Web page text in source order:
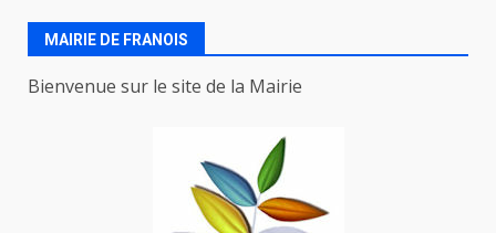
MAIRIE DE FRANOIS
Bienvenue sur le site de la Mairie